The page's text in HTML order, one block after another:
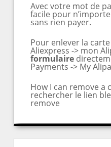
Avec votre mot de
facile pour
sans rien payer.
Pour enlever la
Aliexpress -> mon
formulaire
Payments -> My
How I can remove
rechercher le lien
remove